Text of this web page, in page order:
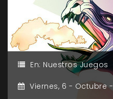
En: Nuestros Juegos
Viernes, 6 - Octubre -